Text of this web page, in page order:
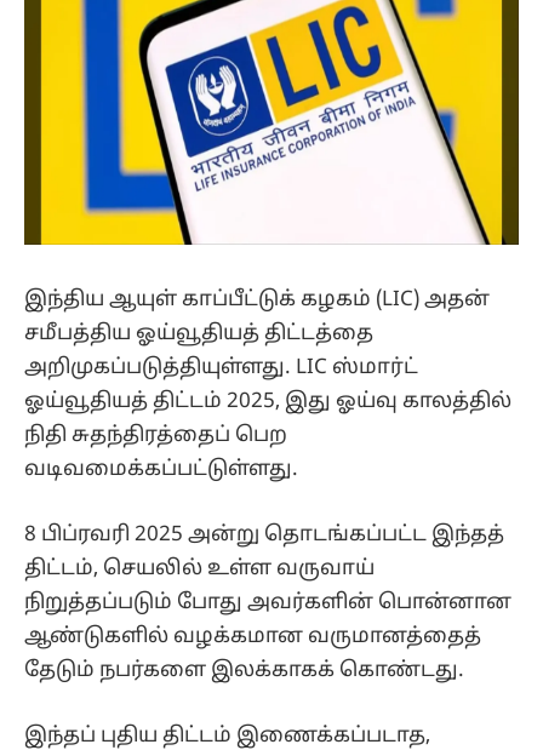
இந்திய ஆயுள் காப்பீட்டுக் கழகம் (LIC) அதன்
சமீபத்திய ஓய்வூதியத் திட்டத்தை
அறிமுகப்படுத்தியுள்ளது. LIC ஸ்மார்ட்
ஓய்வூதியத் திட்டம் 2025, இது ஓய்வு காலத்தில்
நிதி சுதந்திரத்தைப் பெற
வடிவமைக்கப்பட்டுள்ளது.
8 பிப்ரவரி 2025 அன்று தொடங்கப்பட்ட இந்தத்
திட்டம், செயலில் உள்ள வருவாய்
நிறுத்தப்படும் போது அவர்களின் பொன்னான
ஆண்டுகளில் வழக்கமான வருமானத்தைத்
தேடும் நபர்களை இலக்காகக் கொண்டது.
இந்தப் புதிய திட்டம் இணைக்கப்படாத,